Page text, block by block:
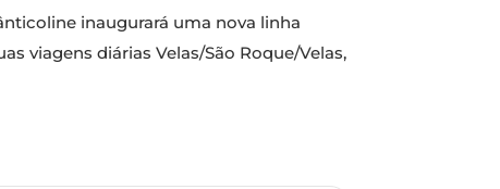
inaugurará uma nova linha
viagens diárias Velas/São Roque/Velas,